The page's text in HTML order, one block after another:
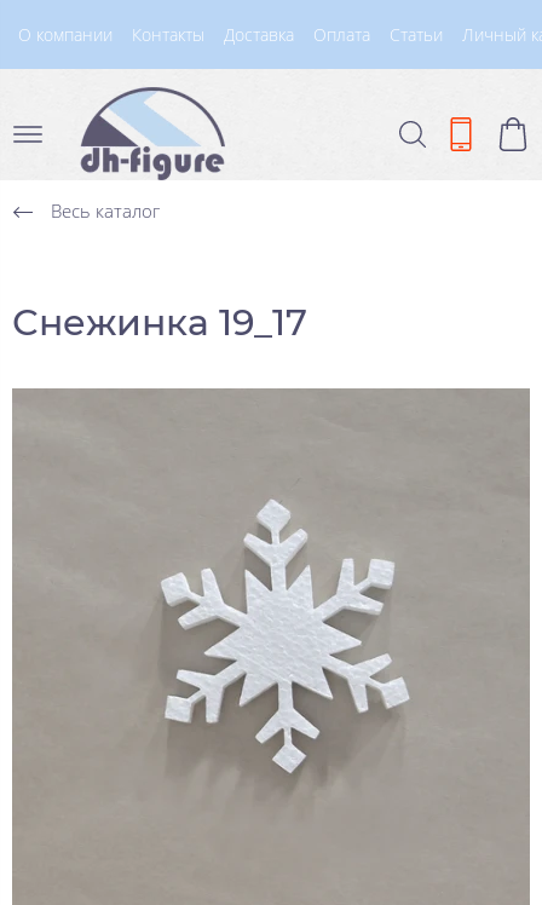
О компании Контакты Доставка Оплата Статьи Личный
Весь каталог
Снежинка 19_17